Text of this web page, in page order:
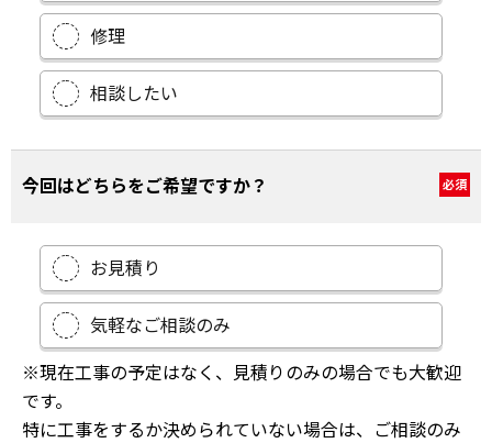
修理
相談したい
今回はどちらをご希望ですか？ 必須
お見積り
気軽なご相談のみ
※現在工事の予定はなく、見積りのみの場合でも大歓迎
です。
特に工事をするか決められていない場合は、ご相談のみ